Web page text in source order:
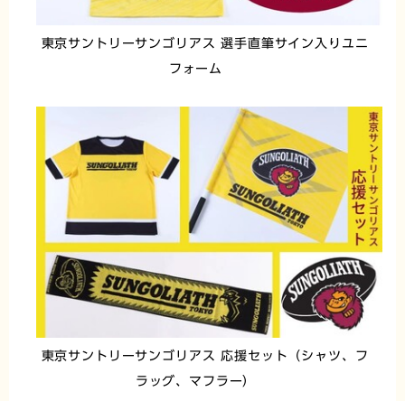
東京サントリーサンゴリアス 選手直筆サイン入りユニ
フォーム
東京サントリーサンゴリアス 応援セット（シャツ、フ
ラッグ、マフラー）